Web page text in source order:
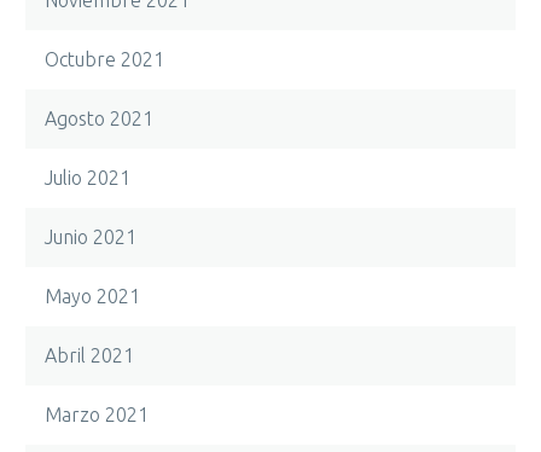
Octubre 2021
Agosto 2021
Julio 2021
Junio 2021
Mayo 2021
Abril 2021
Marzo 2021